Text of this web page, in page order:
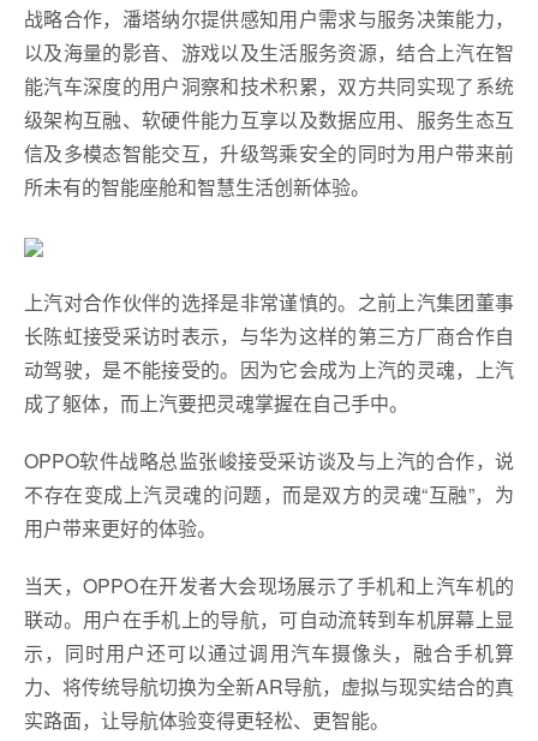
战略合作，潘塔纳尔提供感知用户需求与服务决策能力，
以及海量的影音、游戏以及生活服务资源，结合上汽在智
能汽车深度的用户洞察和技术积累，双方共同实现了系统
级架构互融、软硬件能力互享以及数据应用、服务生态互
信及多模态智能交互，升级驾乘安全的同时为用户带来前
所未有的智能座舱和智慧生活创新体验。
上汽对合作伙伴的选择是非常谨慎的。之前上汽集团董事
长陈虹接受采访时表示，与华为这样的第三方厂商合作自
动驾驶，是不能接受的。因为它会成为上汽的灵魂，上汽
成了躯体，而上汽要把灵魂掌握在自己手中。
OPPO软件战略总监张峻接受采访谈及与上汽的合作，说
不存在变成上汽灵魂的问题，而是双方的灵魂“互融”，为
用户带来更好的体验。
当天，OPPO在开发者大会现场展示了手机和上汽车机的
联动。用户在手机上的导航，可自动流转到车机屏幕上显
示，同时用户还可以通过调用汽车摄像头，融合手机算
力、将传统导航切换为全新AR导航，虚拟与现实结合的真
实路面，让导航体验变得更轻松、更智能。